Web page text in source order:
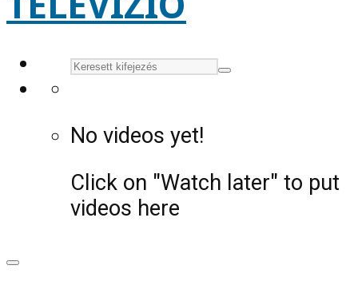
No videos yet!
Click on "Watch later" to put
videos here